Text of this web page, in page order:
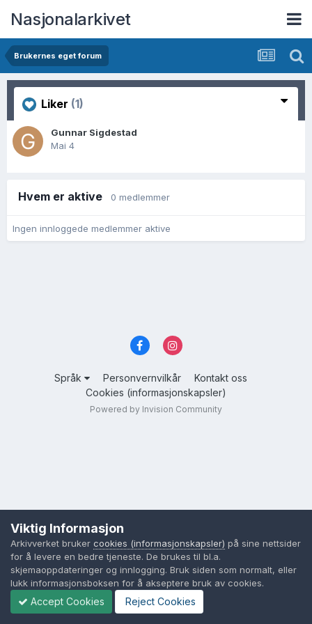
Nasjonalarkivet
Brukernes eget forum
Liker (1)
Gunnar Sigdestad
Mai 4
Hvem er aktive 0 medlemmer
Ingen innloggede medlemmer aktive
Språk Personvernvilkår
Kontakt oss
Cookies (informasjonskapsler)
Powered by Invision Community
Viktig Informasjon
Arkivverket bruker cookies (informasjonskapsler) på sine nettsider
for å levere en bedre tjeneste. De brukes til bl.a.
skjemaoppdateringer og innlogging. Bruk siden som normalt, eller
lukk informasjonsboksen for å akseptere bruk av cookies.
Accept Cookies Reject Cookies